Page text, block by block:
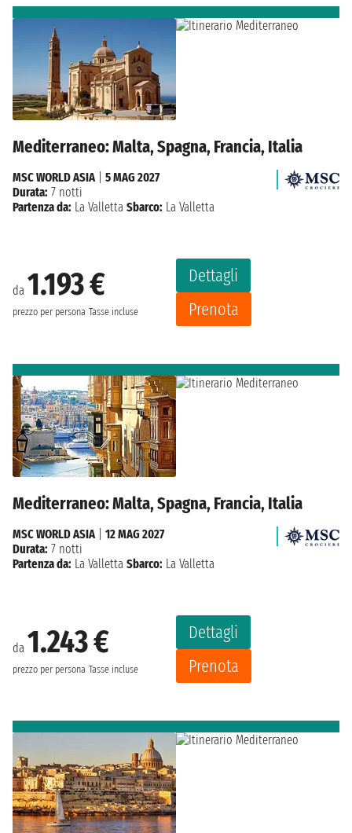
Mediterraneo: Malta, Spagna, Francia, Italia
da 1.193 €
prezzo per persona Tasse incluse
Dettagli
Prenota
MSC WORLD ASIA| 5 MAG 2027
Durata: 7 notti
Partenza da: La Valletta Sbarco: La Valletta
Mediterraneo: Malta, Spagna, Francia, Italia
da 1.243 €
prezzo per persona Tasse incluse
Dettagli
Prenota
MSC WORLD ASIA| 12 MAG 2027
Durata: 7 notti
Partenza da: La Valletta Sbarco: La Valletta